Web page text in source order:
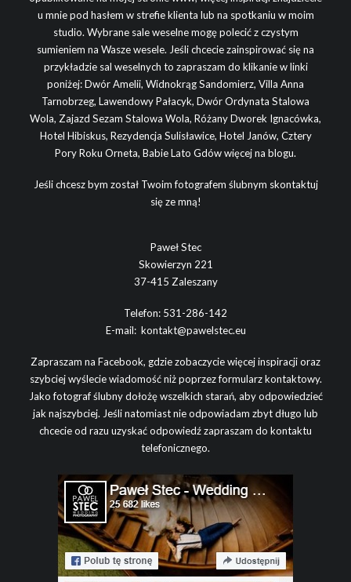
u mnie pod hasłem w strefie klienta lub na spotkaniu w moim
studio. Wybrane sale weselne mogę polecić z czystym
sumieniem na Wasze wesele. Jeśli chcecie zainspirować się na
przykładzie sal weselnych to zapraszam do klikanie w linki
poniżej:Dwór Amelii, Widnokrąg Sandomierz, Villa Anna
Tarnobrzeg, Lawendowy Pałacyk, Dwór Ordynata Stalowa
Wola, Zajazd Sezam Stalowa Wola, Różany Dworek Ignacówka,
Hotel Hibiskus, Rezydencja Sulisławice, Hotel Janów, Cztery
Pory Roku Orneta, Babie Lato Gdówwięcej na blogu.
Jeśli chcesz bym został Twoim fotografem ślubnym skontaktuj
się ze mną!
Paweł Stec
Skowierzyn 221
37-415 Zaleszany
Telefon: 531-286-142
E-mail: kontakt@pawelstec.eu
Zapraszam na Facebook, gdzie zobaczycie więcej inspiracji oraz
szybciej wyślecie wiadomość niż poprzez formularz kontaktowy.
Jako fotograf ślubny dołożę wszelkich starań, aby odpowiedzieć
jak najszybciej. Jeśli natomiast nie odpowiadam zbyt długo lub
chcecie od razu uzyskać odpowiedź zapraszam do kontaktu
telefonicznego.